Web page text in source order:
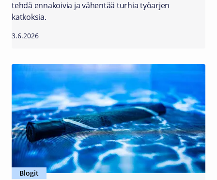
tehdä ennakoivia ja vähentää turhia työarjen
katkoksia.
3.6.2026
Blogit